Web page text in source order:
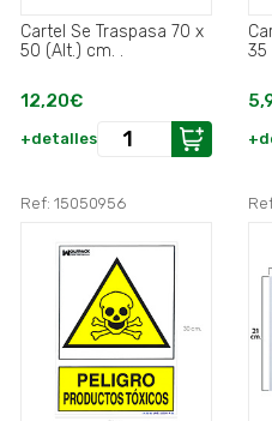
Cartel Se Traspasa 70 x
50 (Alt.) cm. .
12,20€
+detalles
35
Ref: 15050956